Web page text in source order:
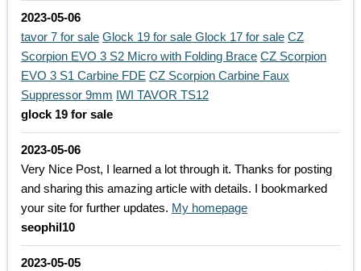
2023-05-06
tavor 7 for sale Glock 19 for sale Glock 17 for sale CZ
Scorpion EVO 3 S2 Micro with Folding Brace CZ Scorpion
EVO 3 S1 Carbine FDE CZ Scorpion Carbine Faux
Suppressor 9mm IWI TAVOR TS12
glock 19 for sale
2023-05-06
Very Nice Post, I learned a lot through it. Thanks for posting
and sharing this amazing article with details. I bookmarked
your site for further updates. My homepage
seophil10
2023-05-05